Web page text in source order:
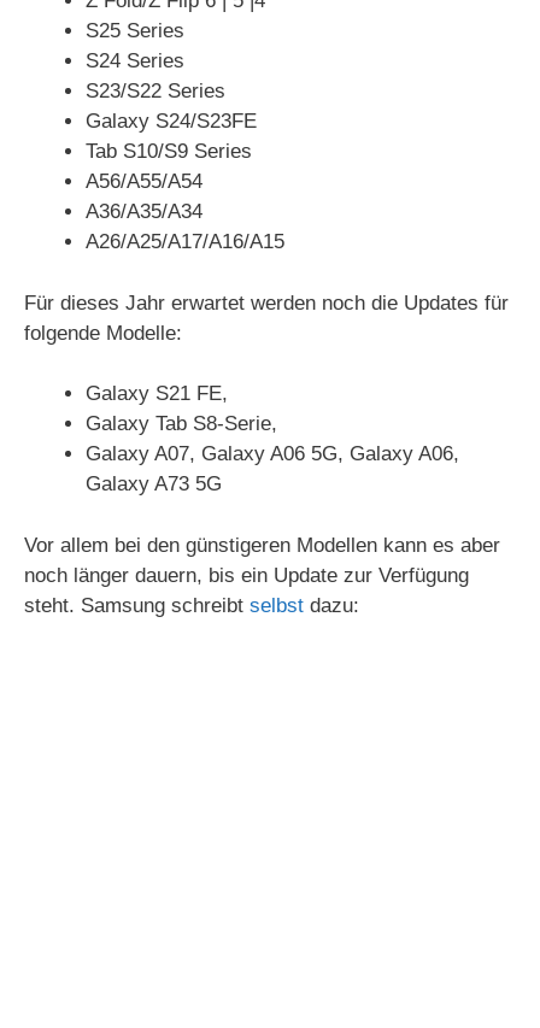
S25 Series
S24 Series
S23/S22 Series
Galaxy S24/S23FE
Tab S10/S9 Series
A56/A55/A54
A36/A35/A34
A26/A25/A17/A16/A15
Für dieses Jahr erwartet werden noch die Updates für
folgende Modelle:
Galaxy S21 FE,
Galaxy Tab S8-Serie,
Galaxy A07, Galaxy A06 5G, Galaxy A06,
Galaxy A73 5G
Vor allem bei den günstigeren Modellen kann es aber
noch länger dauern, bis ein Update zur Verfügung
steht. Samsung schreibt selbst dazu: